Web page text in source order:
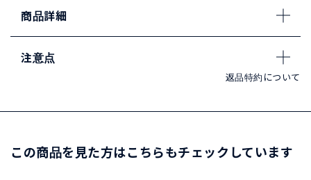
商品詳細
注意点
返品特約について
この商品を見た方はこちらもチェックしています